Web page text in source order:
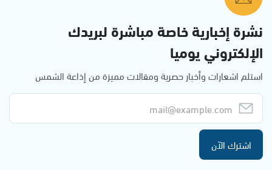
نشرة إخبارية خاصة مباشرة لبريدك
الإلكتروني يوميا
استلم اشعارات وأخبار حصرية ومقالات مميزة من إذاعة الشمس
اشترك الآن